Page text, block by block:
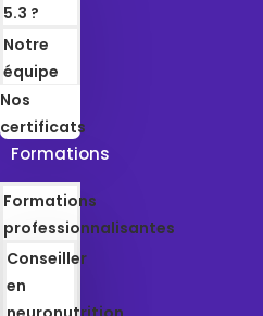
5.3 ?
Notre
équipe
Nos
certificats
Formations
Formations
professionnalisantes
Conseiller
en